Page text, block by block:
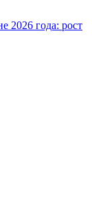
2026 года: рост